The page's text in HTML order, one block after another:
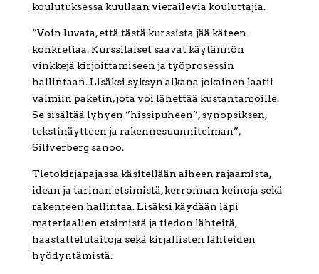
koulutuksessa kuullaan vierailevia kouluttajia.
”Voin luvata, että tästä kurssista jää käteen
konkretiaa. Kurssilaiset saavat käytännön
vinkkejä kirjoittamiseen ja työprosessin
hallintaan. Lisäksi syksyn aikana jokainen laatii
valmiin paketin, jota voi lähettää kustantamoille.
Se sisältää lyhyen ”hissipuheen”, synopsiksen,
tekstinäytteen ja rakennesuunnitelman”,
Silfverberg sanoo.
Tietokirjapajassa käsitellään aiheen rajaamista,
idean ja tarinan etsimistä, kerronnan keinoja sekä
rakenteen hallintaa. Lisäksi käydään läpi
materiaalien etsimistä ja tiedon lähteitä,
haastattelutaitoja sekä kirjallisten lähteiden
hyödyntämistä.